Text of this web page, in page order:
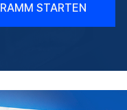
STARTEN